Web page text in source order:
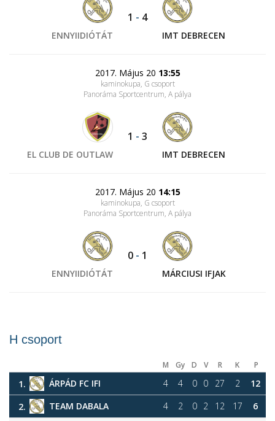
ENNYIIDIÓTÁT
1 - 4
IMT DEBRECEN
2017. Május 20 13:55
kaminokupa, G csoport
Panoráma Sportcentrum, A pálya
EL CLUB DE OUTLAW
1 - 3
IMT DEBRECEN
2017. Május 20 14:15
kaminokupa, G csoport
Panoráma Sportcentrum, A pálya
ENNYIIDIÓTÁT
0 - 1
MÁRCIUSI IFJAK
H csoport
M Gy D V R K P
1. ÁRPÁD FC IFI 4 4 0 0 27 2
12
2.
TEAM DABALA 4 2 0 2 12 17 6